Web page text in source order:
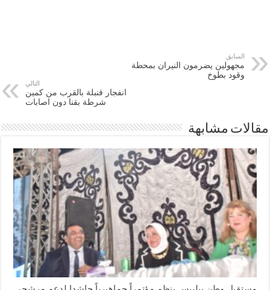
السابق
مجهولين يضرمون النيران بمحطة
وقود بطوخ
التالي
انفجار قنبلة بالقرب من كمين
شرطة بقنا دون اصابات
مقالات مشابهة